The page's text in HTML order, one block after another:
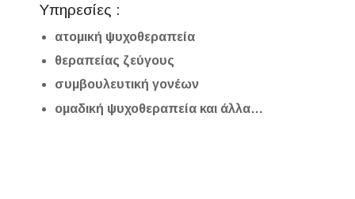
Υπηρεσίες :
ατομική ψυχοθεραπεία
θεραπείας ζεύγους
συμβουλευτική γονέων
ομαδική ψυχοθεραπεία και άλλα…